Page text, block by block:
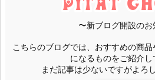
〜新ブログ開設のお
こちらのブログでは、おすすめの商
になるものをご紹介し
まだ記事は少ないですがよろ